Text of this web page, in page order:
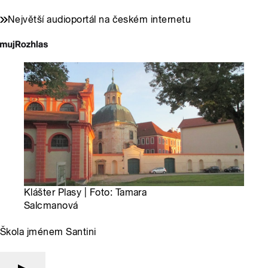
Největší audioportál na českém internetu
Klášter Plasy | Foto: Tamara
Salcmanová
Škola jménem Santini